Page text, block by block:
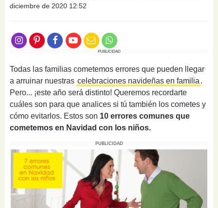
diciembre de 2020 12:52
PUBLICIDAD
Todas las familias cometemos errores que pueden llegar
a arruinar nuestras celebraciones navideñas en familia .
Pero... ¡este año será distinto! Queremos recordarte
cuáles son para que analices si tú también los cometes y
cómo evitarlos. Estos son 10 errores comunes que
cometemos en Navidad con los niños.
PUBLICIDAD